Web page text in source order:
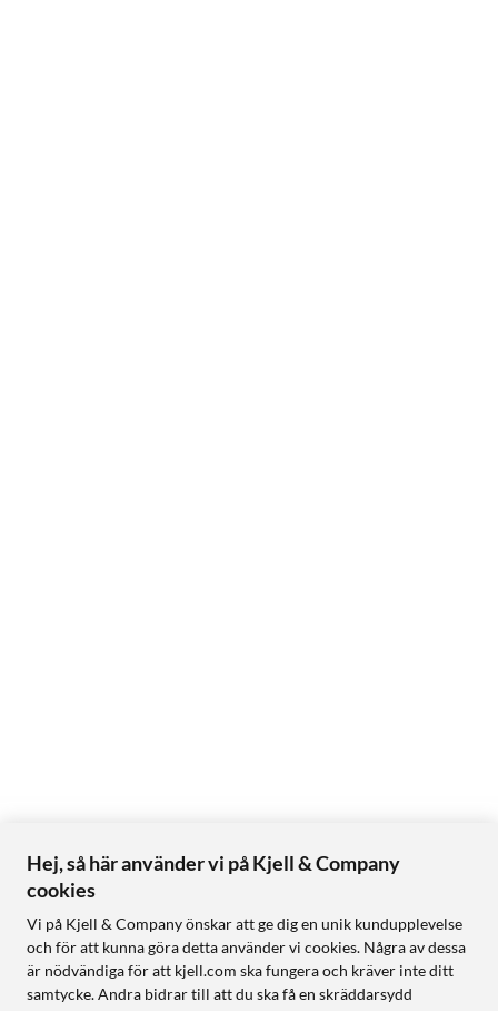
Hej, så här använder vi på Kjell & Company
cookies
Vi på Kjell & Company önskar att ge dig en unik kundupplevelse
och för att kunna göra detta använder vi cookies. Några av dessa
är nödvändiga för att kjell.com ska fungera och kräver inte ditt
samtycke. Andra bidrar till att du ska få en skräddarsydd